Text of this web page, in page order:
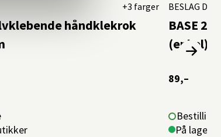
håndklekrok
+3 farger
BASE
(enkel),
BESLAG
89,–
På lager i